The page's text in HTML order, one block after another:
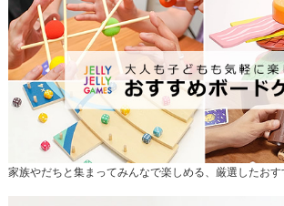
家族やだちと集まってみんなで楽しめる、厳選したお